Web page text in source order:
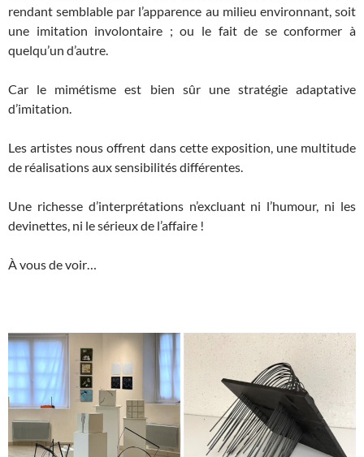
rendant semblable par l’apparence au milieu environnant, soit
une imitation involontaire ; ou le fait de se conformer à
quelqu’un d’autre.
Car le mimétisme est bien sûr une stratégie adaptative
d’imitation.
Les artistes nous offrent dans cette exposition, une multitude
de réalisations aux sensibilités différentes.
Une richesse d’interprétations n’excluant ni l’humour, ni les
devinettes, ni le sérieux de l’affaire !
À vous de voir…